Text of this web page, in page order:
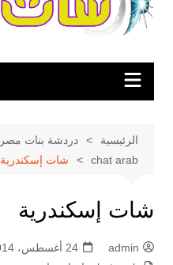
الرئيسية دردشة بنات مصر
chat arab
شات إسكندرية
شات إسكندرية
admin 24 أغسطس، 2014